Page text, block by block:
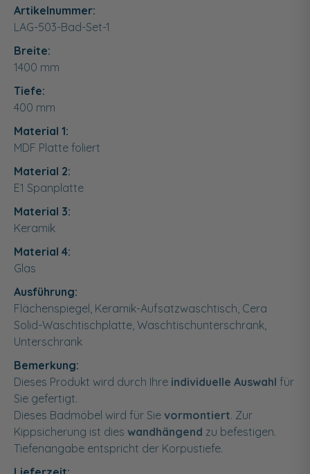
Artikelnummer:
LAG-503-Bad-Set-1
Breite:
1400 mm
Tiefe:
400 mm
Material 1:
MDF Platte foliert
Material 2:
E1 Spanplatte
Material 3:
Keramik
Material 4:
Glas
Ausführung:
Flächenspiegel, Keramik-Aufsatzwaschtisch, Cera
Solid-Waschtischplatte, Waschtischunterschrank,
Unterschrank
Bemerkung:
Dieses Produkt wird durch Ihre individuelle Auswahl für
Sie gefertigt.
Dieses Badmöbel wird für Sie vormontiert. Zur
Kippsicherung ist dies wandhängend zu befestigen.
Tiefenangabe entspricht der Korpustiefe.